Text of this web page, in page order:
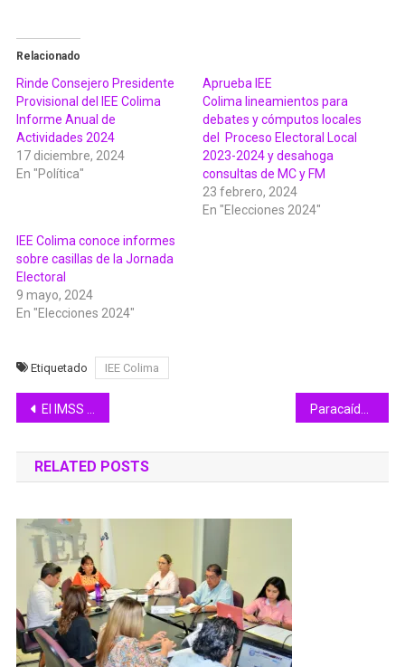
Relacionado
Rinde Consejero Presidente
Provisional del IEE Colima
Informe Anual de
Actividades 2024
17 diciembre, 2024
En "Política"
Aprueba IEE
Colima lineamientos para
debates y cómputos locales
del Proceso Electoral Local
2023-2024 y desahoga
consultas de MC y FM
23 febrero, 2024
En "Elecciones 2024"
IEE Colima conoce informes
sobre casillas de la Jornada
Electoral
9 mayo, 2024
En "Elecciones 2024"
Etiquetado IEE Colima
Navegación
de
entradas
El IMSS te orienta: ¿cómo identificar una urgencia de salud derivada del consumo de marihuana?
RELATED POSTS